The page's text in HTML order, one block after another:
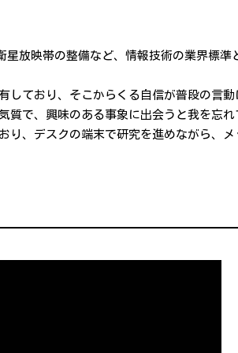
星放映帯の整備など、情報技術の業界標
しており、そこからくる自信が普段の言
質で、興味のある事象に出会うと我を忘
り、デスクの端末で研究を進めながら、